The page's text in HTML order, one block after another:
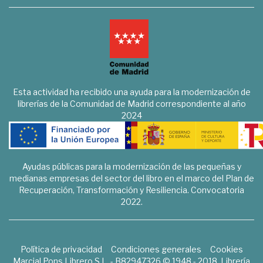
Esta actividad ha recibido una ayuda para la modernización de
librerías de la Comunidad de Madrid correspondiente al año
2024
Ayudas públicas para la modernización de las pequeñas y
medianas empresas del sector del libro en el marco del Plan de
Recuperación, Transformación y Resiliencia. Convocatoria
2022.
Política de privacidad Condiciones generales
Cookies
Marcial Pons Librero S.L. - B82947326 © 1948 - 2018. Librería